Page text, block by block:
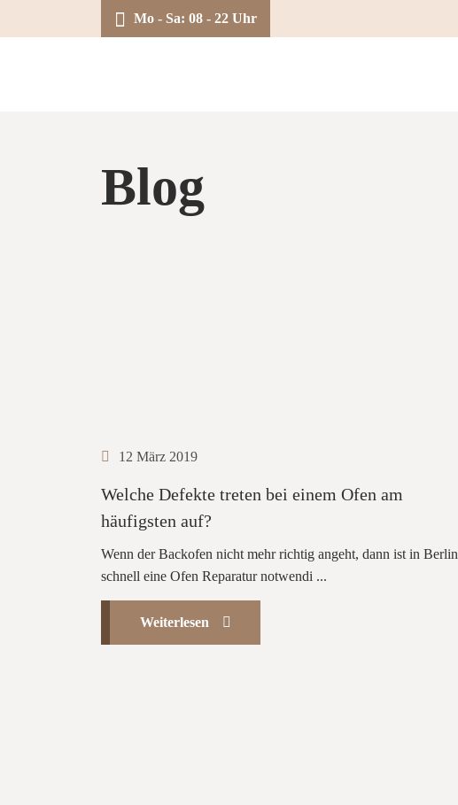
Mo - Sa: 08 - 22 Uhr
Blog
12 März 2019
Welche Defekte treten bei einem Ofen am
häufigsten auf?
Wenn der Backofen nicht mehr richtig angeht, dann ist in Berlin
schnell eine Ofen Reparatur notwendi ...
Weiterlesen